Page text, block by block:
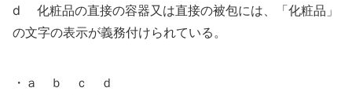
d 化粧品の直接の容器又は直接の被包には、「化粧品」
の文字の表示が義務付けられている。
・ａ ｂ ｃ ｄ